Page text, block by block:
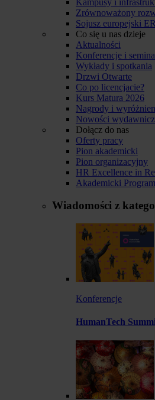
Zrównoważony
Sojusz europejski
Co się u nas dzieje
Aktualności
Konferencje i
Wykłady i spotkania
Drzwi Otwarte
Co po licencjacie?
Kurs Matura 2026
Nagrody i
Nowości
Dołącz do nas
Oferty pracy
Pion akademicki
Pion organizacyjny
HR Excellence in
Akademicki
Wiadomości z
Konferencje
HumanTech